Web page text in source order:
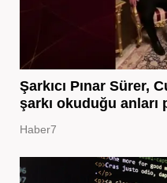
Şarkıcı Pınar Sürer,
şarkı okuduğu anları
Haber7